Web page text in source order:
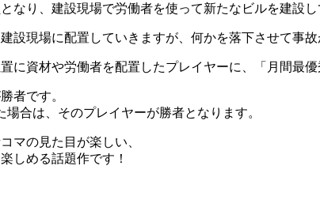
なり、建設現場で労働者を使って新たなビルを建設し
現場に配置していきますが、何かを落下させて事
資材や労働者を配置したプレイヤーに、「月間最優
者です。
合は、そのプレイヤーが勝者となります。
マの見た目が楽しい、
しめる話題作です！